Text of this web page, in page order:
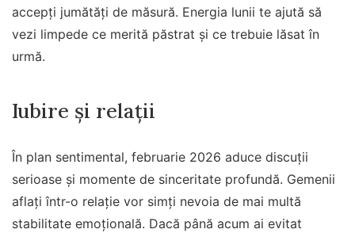
accepți jumătăți de măsură. Energia lunii te ajută să
vezi limpede ce merită păstrat și ce trebuie lăsat în
urmă.
Iubire și relații
În plan sentimental, februarie 2026 aduce discuții
serioase și momente de sinceritate profundă. Gemenii
aflați într-o relație vor simți nevoia de mai multă
stabilitate emoțională. Dacă până acum ai evitat